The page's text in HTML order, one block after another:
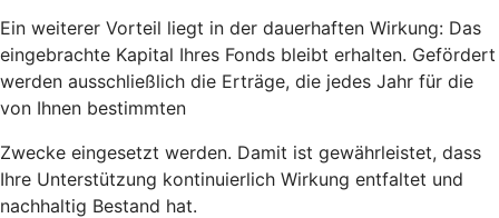
Ein weiterer Vorteil liegt in der dauerhaften Wirkung: Das
eingebrachte Kapital Ihres Fonds bleibt erhalten. Gefördert
werden ausschließlich die Erträge, die jedes Jahr für die
von Ihnen bestimmten
Zwecke eingesetzt werden. Damit ist gewährleistet, dass
Ihre Unterstützung kontinuierlich Wirkung entfaltet und
nachhaltig Bestand hat.